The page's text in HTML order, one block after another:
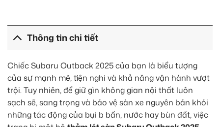
Thông tin chi tiết
Chiếc Subaru Outback 2025 của bạn là biểu tượng
của sự mạnh mẽ, tiện nghi và khả năng vận hành vượt
trội. Tuy nhiên, để giữ gìn không gian nội thất luôn
sạch sẽ, sang trọng và bảo vệ sàn xe nguyên bản khỏi
những tác động của bụi b bẩn, nước hay bùn đất, việc